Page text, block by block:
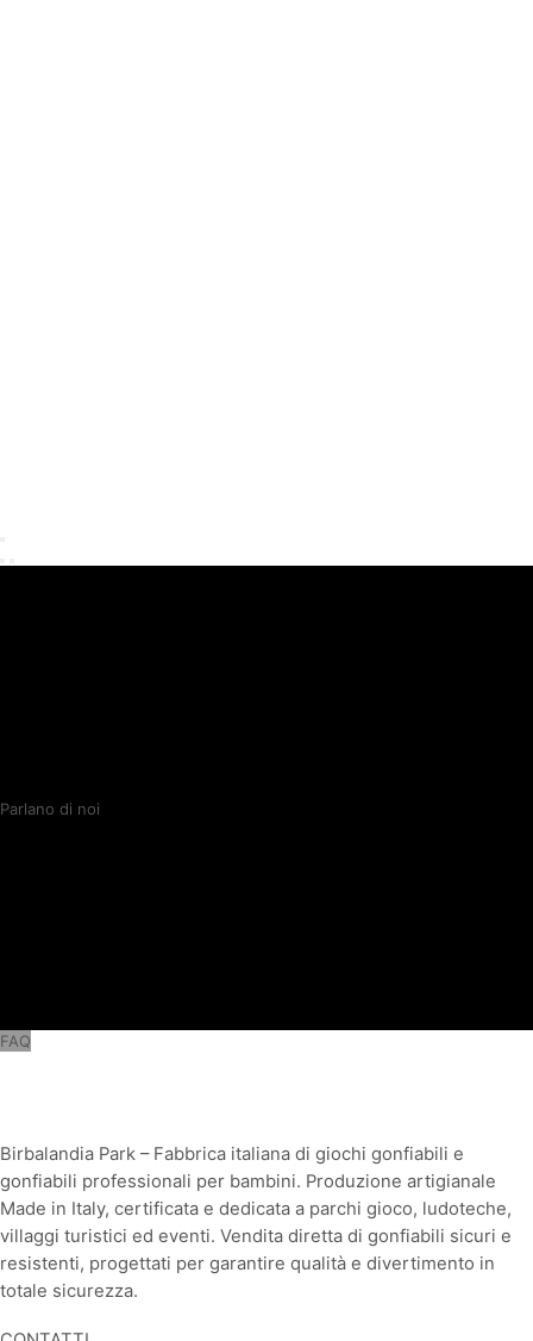
Parlano di noi
FAQ
Birbalandia Park – Fabbrica italiana di giochi gonfiabili e
gonfiabili professionali per bambini. Produzione artigianale
Made in Italy, certificata e dedicata a parchi gioco, ludoteche,
villaggi turistici ed eventi. Vendita diretta di gonfiabili sicuri e
resistenti, progettati per garantire qualità e divertimento in
totale sicurezza.